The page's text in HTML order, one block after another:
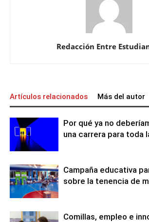
Redacción Entre
Artículos relacionados Más del autor
Por qué ya no
una carrera para toda
Campaña educativa
sobre la tenencia de
Comillas, empleo e